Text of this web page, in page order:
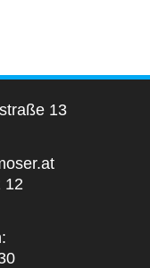
13
12